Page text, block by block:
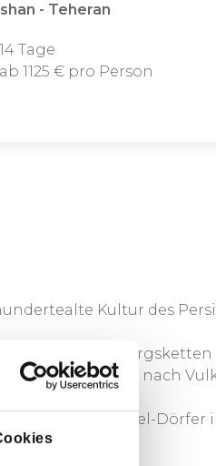
- Teheran
14 Tage
ab 1125 € pro Person
Kultur des
Kavir), raue Gebirgsketten
Auf der Suche nach
Lehmziegel-Dörfer